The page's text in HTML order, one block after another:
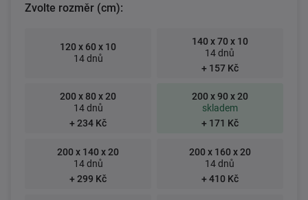
Zvolte rozměr (cm):
120 x 60 x 10
14 dnů
140 x 70 x 10
14 dnů
+ 157 Kč
200 x 80 x 20
14 dnů
+ 234 Kč
200 x 90 x 20
skladem
+ 171 Kč
200 x 140 x 20
14 dnů
+ 299 Kč
200 x 160 x 20
14 dnů
+ 410 Kč